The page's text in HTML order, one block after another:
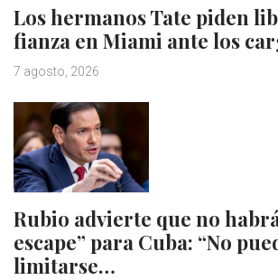
Los hermanos Tate piden
fianza en Miami ante los
7 agosto, 2026
Rubio advierte que no
escape” para Cuba: “No
limitarse…